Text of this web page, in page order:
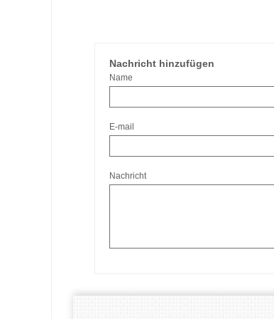
Nachricht hinzufügen
Name
E-mail
Nachricht